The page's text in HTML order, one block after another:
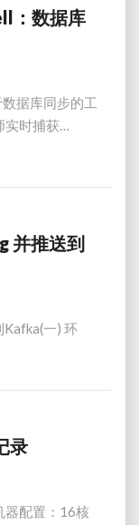
：数据库
据库同步的工
实时捕获…
并推送到
一) 环
录
器配置：16核